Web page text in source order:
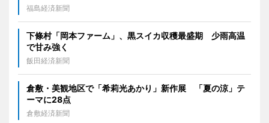
福島経済新聞
下條村「岡本ファーム」、黒スイカ収穫最盛期 少雨高温
で甘み強く
飯田経済新聞
倉敷・美観地区で「希莉光あかり」新作展 「夏の涼」テ
ーマに28点
倉敷経済新聞